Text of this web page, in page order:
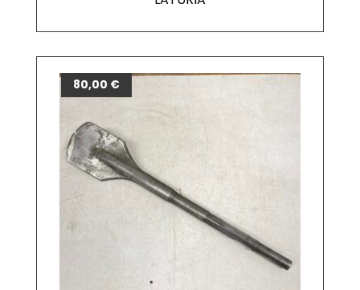
80,00 €